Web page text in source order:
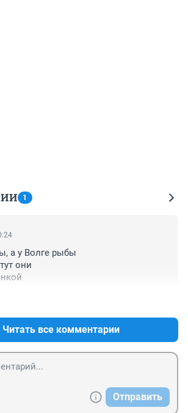
1
а у Волге рыбы
они
Читать все комментарии
Отправить